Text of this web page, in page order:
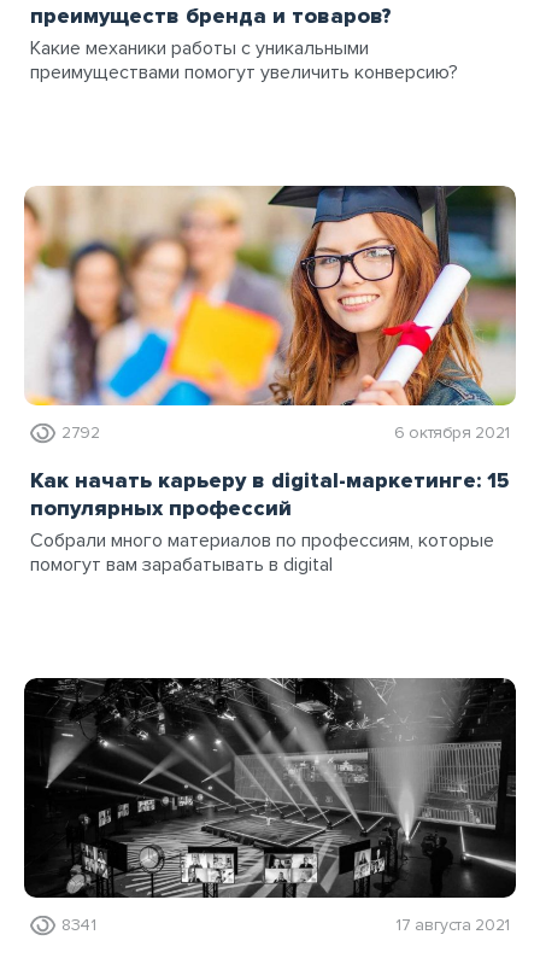
преимуществ бренда и товаров?
Какие механики работы с уникальными
преимуществами помогут увеличить конверсию?
2792 6 октября 2021
Как начать карьеру в digital-маркетинге: 15
популярных профессий
Собрали много материалов по профессиям, которые
помогут вам зарабатывать в digital
8341 17 августа 2021